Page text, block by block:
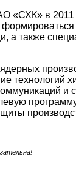
в 2011
а также
технологий
и